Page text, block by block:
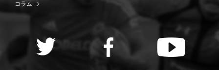
コラム